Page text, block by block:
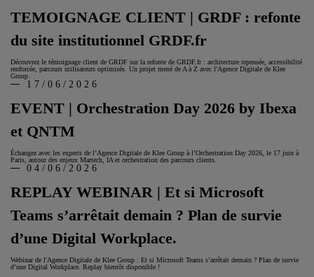
TEMOIGNAGE CLIENT | GRDF : refonte
du site institutionnel GRDF.fr
Découvrez le témoignage client de GRDF sur la refonte de GRDF.fr : architecture repensée, accessibilité
renforcée, parcours utilisateurs optimisés. Un projet mené de A à Z avec l'Agence Digitale de Klee
Group.
EVENT | Orchestration Day 2026 by Ibexa
et QNTM
17/06/2026
Échangez avec les experts de l’Agence Digitale de Klee Group à l’Orchestration Day 2026, le 17 juin à
Paris, autour des enjeux Martech, IA et orchestration des parcours clients.
REPLAY WEBINAR | Et si Microsoft
Teams s’arrêtait demain ? Plan de survie
d’une Digital Workplace.
04/06/2026
Webinar de l'Agence Digitale de Klee Group : Et si Microsoft Teams s’arrêtait demain ? Plan de survie
d’une Digital Workplace. Replay bientôt disponible !